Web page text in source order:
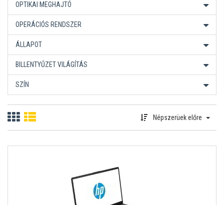
OPTIKAI MEGHAJTÓ
OPERÁCIÓS RENDSZER
ÁLLAPOT
BILLENTYŰZET VILÁGÍTÁS
SZÍN
Népszerüek előre